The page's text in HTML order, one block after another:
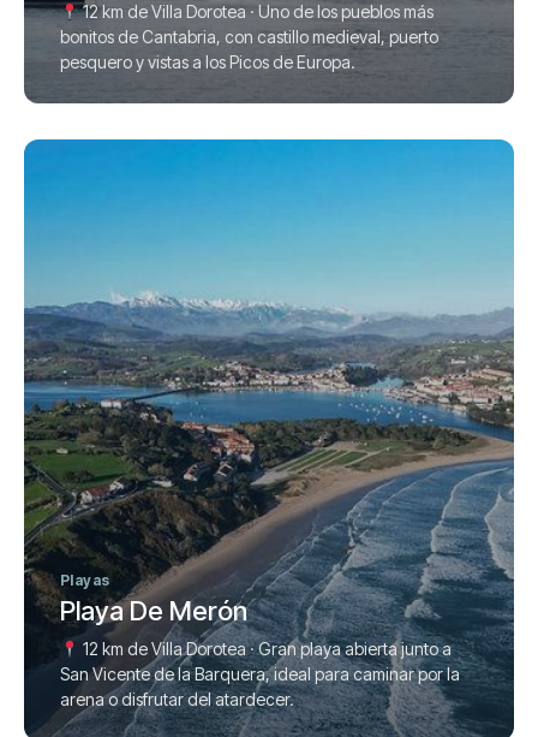
12 km de Villa Dorotea · Uno de los pueblos más
bonitos de Cantabria, con castillo medieval, puerto
pesquero y vistas a los Picos de Europa.
Playas
Playa De Merón
12 km de Villa Dorotea · Gran playa abierta junto a
San Vicente de la Barquera, ideal para caminar por la
arena o disfrutar del atardecer.